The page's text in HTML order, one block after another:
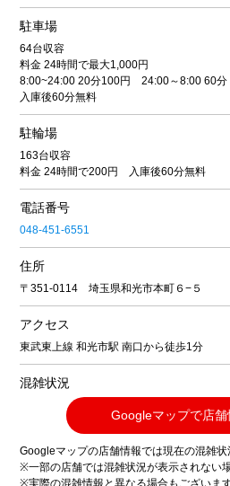
駐車場
64台収容
料金 24時間で最大1,000円
8:00~24:00 20分100円 24:00～8:00 60分
入庫後60分無料
駐輪場
163台収容
料金 24時間で200円 入庫後60分無料
電話番号
048-451-6551
住所
〒351-0114 埼玉県和光市本町６−５
アクセス
東武東上線 和光市駅 南口から徒歩1分
混雑状況
Googleマップで店舗
Googleマップの店舗情報では現在の混雑状
※一部の店舗では混雑状況が表示されない